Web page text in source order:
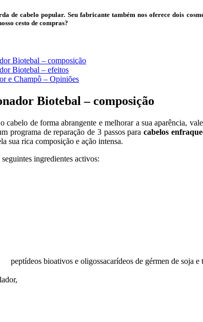
de cabelo popular. Seu fabricante também nos oferece dois
cesto de compras?
Biotebal – composição
Biotebal – efeitos
e Champô – Opiniões
Biotebal – composição
cabelo de forma abrangente e melhorar a sua aparência,
programa de reparação de 3 passos paracabelos
sua rica composição e ação intensa.
ingredientes activos:
peptídeos bioativos e oligossacarídeos de gérmen de soja e